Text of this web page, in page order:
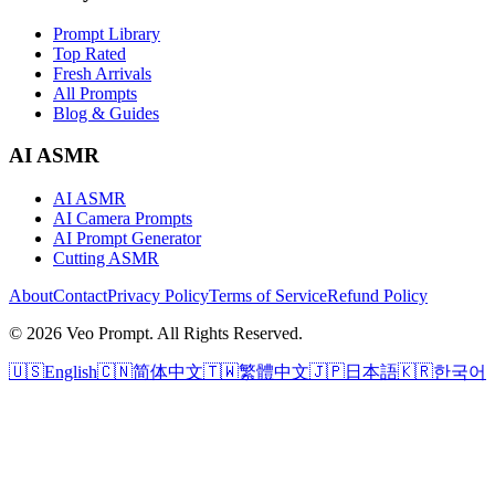
Prompt Library
Top Rated
Fresh Arrivals
All Prompts
Blog & Guides
AI ASMR
AI ASMR
AI Camera Prompts
AI Prompt Generator
Cutting ASMR
AboutContactPrivacy PolicyTerms of ServiceRefund Policy
© 2026 Veo Prompt. All Rights Reserved.
🇺🇸English🇨🇳简体中文🇹🇼繁體中文🇯🇵日本語🇰🇷한국어